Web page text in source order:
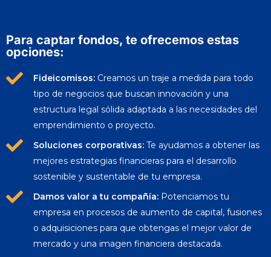
Para captar fondos, te ofrecemos estas
opciones:
Fideicomisos: Creamos un traje a medida para todo
tipo de negocios que buscan innovación y una
estructura legal sólida adaptada a las necesidades del
emprendimiento o proyecto.
Soluciones corporativas: Te ayudamos a obtener las
mejores estrategias financieras para el desarrollo
sostenible y sustentable de tu empresa.
Damos valor a tu compañía: Potenciamos tu
empresa en procesos de aumento de capital, fusiones
o adquisiciones para que obtengas el mejor valor de
mercado y una imagen financiera destacada.